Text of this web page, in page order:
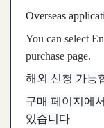
Overseas
You can select
purchase page.
해외 신청 가
구매 페이지에
있습니다